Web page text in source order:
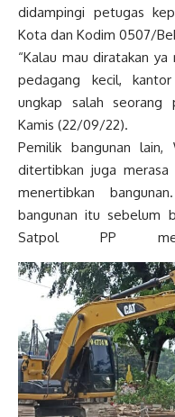
didampingi petugas
Kota dan Kodim 0507/
“Kalau mau diratakan
pedagang kecil,
ungkap salah seorang
Kamis (22/09/22).
Pemilik bangunan lain,
ditertibkan juga
menertibkan
bangunan itu sebelum
Satpol PP